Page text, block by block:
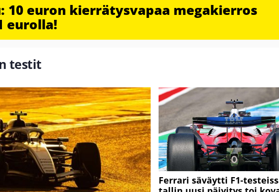
10 euron kierrätysvapaa megakierros
eurolla!
testit
Ferrari säväytti F1-